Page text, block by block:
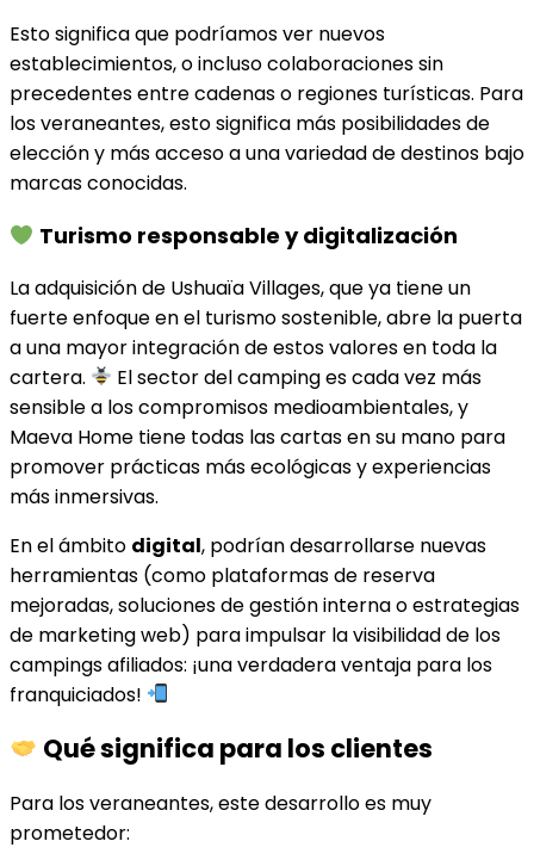
Esto significa que podríamos ver nuevos
establecimientos, o incluso colaboraciones sin
precedentes entre cadenas o regiones turísticas. Para
los veraneantes, esto significa más posibilidades de
elección y más acceso a una variedad de destinos bajo
marcas conocidas.
Turismo responsable y digitalización
La adquisición de Ushuaïa Villages, que ya tiene un
fuerte enfoque en el turismo sostenible, abre la puerta
a una mayor integración de estos valores en toda la
cartera.
El sector del camping es cada vez más
sensible a los compromisos medioambientales, y
Maeva Home tiene todas las cartas en su mano para
promover prácticas más ecológicas y experiencias
más inmersivas.
En el ámbito digital, podrían desarrollarse nuevas
herramientas (como plataformas de reserva
mejoradas, soluciones de gestión interna o estrategias
de marketing web) para impulsar la visibilidad de los
campings afiliados: ¡una verdadera ventaja para los
franquiciados!
Qué significa para los clientes
Para los veraneantes, este desarrollo es muy
prometedor: